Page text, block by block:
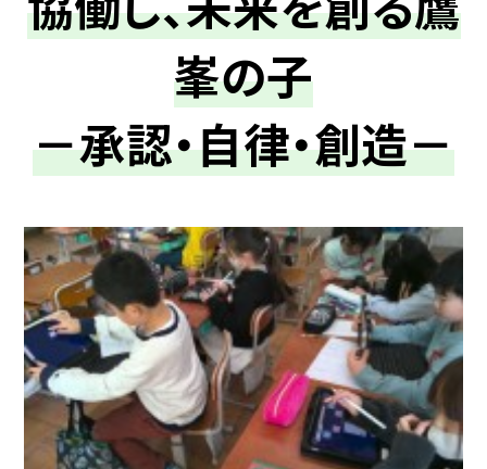
峯の子
－承認・自律・創造－